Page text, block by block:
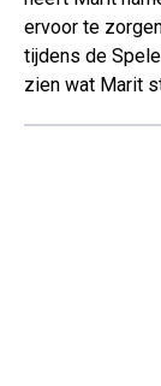
ervoor te
tijdens de
zien wat Marit